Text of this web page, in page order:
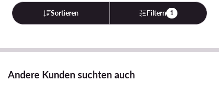
Sortieren Filtern 1
Andere Kunden suchten auch